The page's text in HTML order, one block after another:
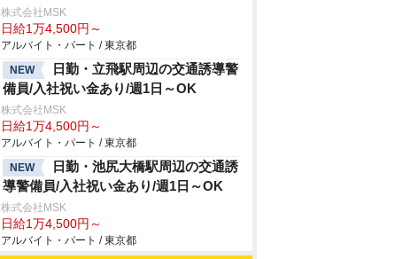
株式会社MSK
日給1万4,500円～
アルバイト・パート / 東京都
NEW
日勤・立飛駅周辺の交通誘導警
備員/入社祝い金あり/週1日～OK
株式会社MSK
日給1万4,500円～
アルバイト・パート / 東京都
NEW
日勤・池尻大橋駅周辺の交通誘
導警備員/入社祝い金あり/週1日～OK
株式会社MSK
日給1万4,500円～
アルバイト・パート / 東京都